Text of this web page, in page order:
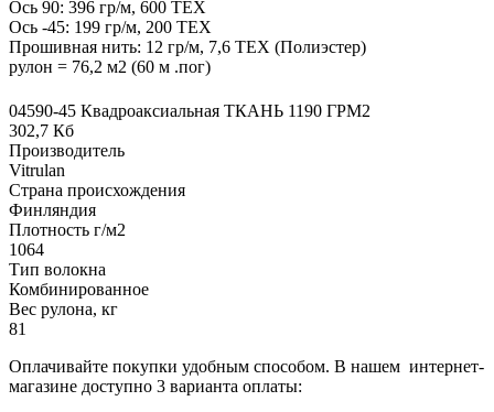
Ось 90: 396 гр/м, 600 ТЕХ
Ось -45: 199 гр/м, 200 ТЕХ
Прошивная нить: 12 гр/м, 7,6 ТЕХ (Полиэстер)
рулон = 76,2 м2 (60 м .пог)
04590-45 Квадроаксиальная ТКАНЬ 1190 ГРМ2
302,7 Кб
Производитель
Vitrulan
Страна происхождения
Финляндия
Плотность г/м2
1064
Тип волокна
Комбинированное
Вес рулона, кг
81
Оплачивайте покупки удобным способом. В нашем интернет-
магазине доступно 3 варианта оплаты: